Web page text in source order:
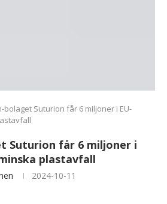
bolaget Suturion får 6 miljoner i EU-
Suturion får 6 miljoner i
plastavfall
2024-10-11